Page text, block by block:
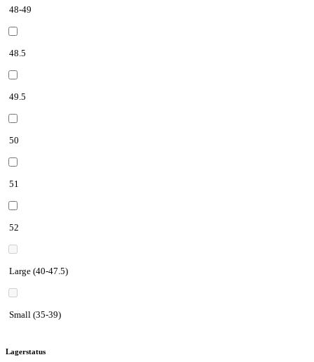
48-49
48.5
49.5
50
51
52
Large (40-47.5)
Small (35-39)
Lagerstatus